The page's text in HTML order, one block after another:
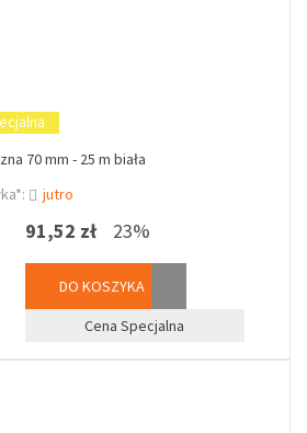
70 mm - 25 m biała
jutro
91,52 zł 23%
DO KOSZYKA
Cena Specjalna